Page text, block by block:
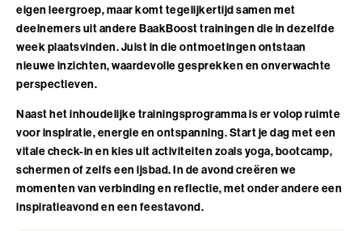
Leren Leiden (BaakBoost)
Management van Mensen
Management van Mensen (BaakBoost)
Moeilijke Gesprekken Voeren
Moeilijke Gesprekken Voeren (BaakBoost)
Perfectionisme in Balans
eigen leergroep, maar komt tegelijkertijd samen met
deelnemers uit andere BaakBoost trainingen die in dezelfde
week plaatsvinden. Juist in die ontmoetingen ontstaan
nieuwe inzichten, waardevolle gesprekken en onverwachte
perspectieven.
Naast het inhoudelijke trainingsprogramma is er volop ruimte
voor inspiratie, energie en ontspanning. Start je dag met een
vitale check-in en kies uit activiteiten zoals yoga, bootcamp,
schermen of zelfs een ijsbad. In de avond creëren we
momenten van verbinding en reflectie, met onder andere een
inspiratieavond en een feestavond.